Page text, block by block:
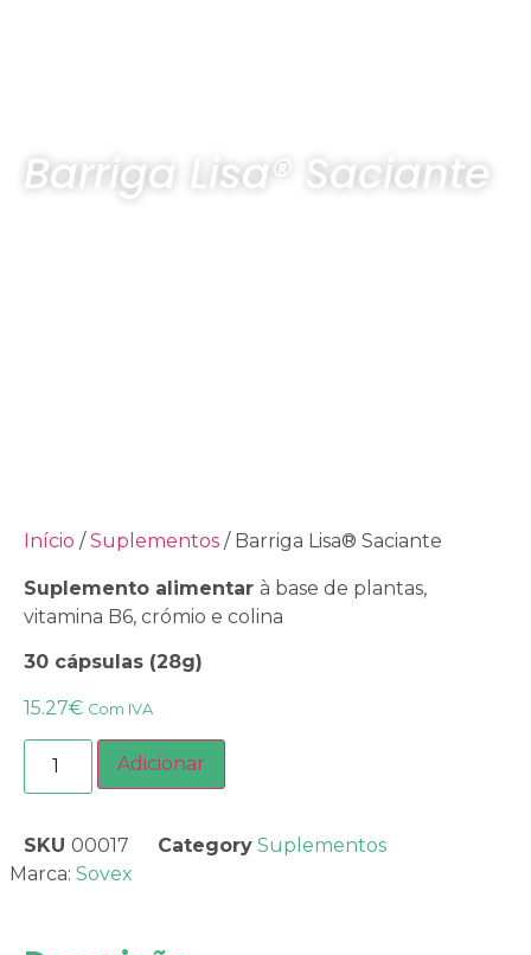
Barriga Lisa® Saciante
Início /Suplementos / Barriga Lisa® Saciante
Suplemento alimentar à base de plantas,
vitamina B6, crómio e colina
30 cápsulas (28g)
15.27€ Com IVA
Adicionar
SKU 00017 Category Suplementos
Marca: Sovex